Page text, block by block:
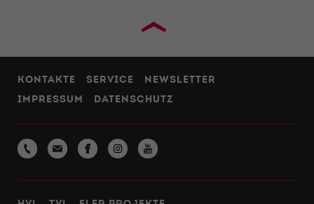
›
KONTAKTE SERVICE
NEWSLETTER
IMPRESSUM
DATENSCHUTZ